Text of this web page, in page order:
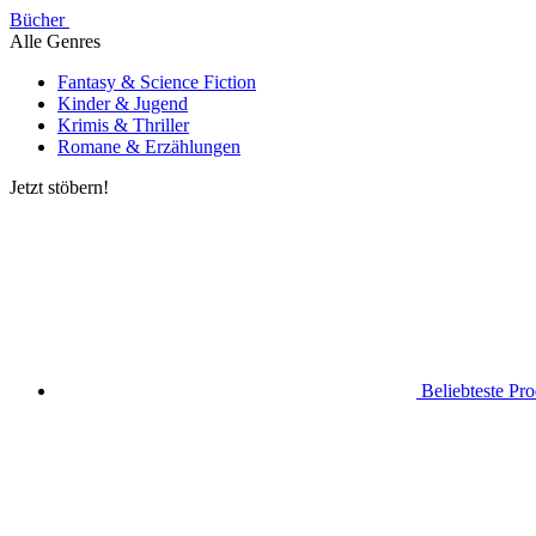
Bücher
Alle Genres
Fantasy & Science Fiction
Kinder & Jugend
Krimis & Thriller
Romane & Erzählungen
Jetzt stöbern!
Beliebteste